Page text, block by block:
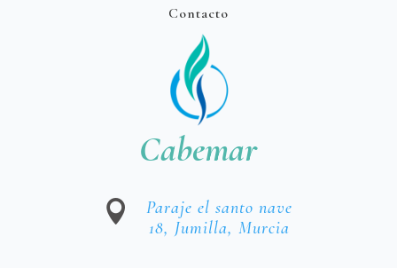
Contacto
Cabemar

Paraje el santo nave
18, Jumilla, Murcia